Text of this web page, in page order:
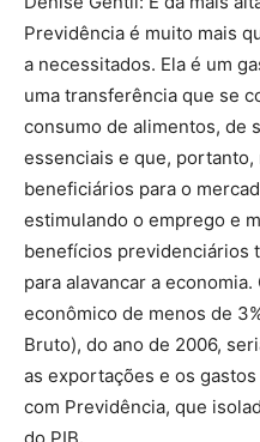
Previdência é muito mais
a necessitados. Ela é um
uma transferência que se
consumo de alimentos, de
essenciais e que, portanto,
beneficiários para o
estimulando o emprego e
benefícios previdenciários
para alavancar a
econômico de menos de
Bruto), do ano de 2006,
as exportações e os
com Previdência, que
do PIB.